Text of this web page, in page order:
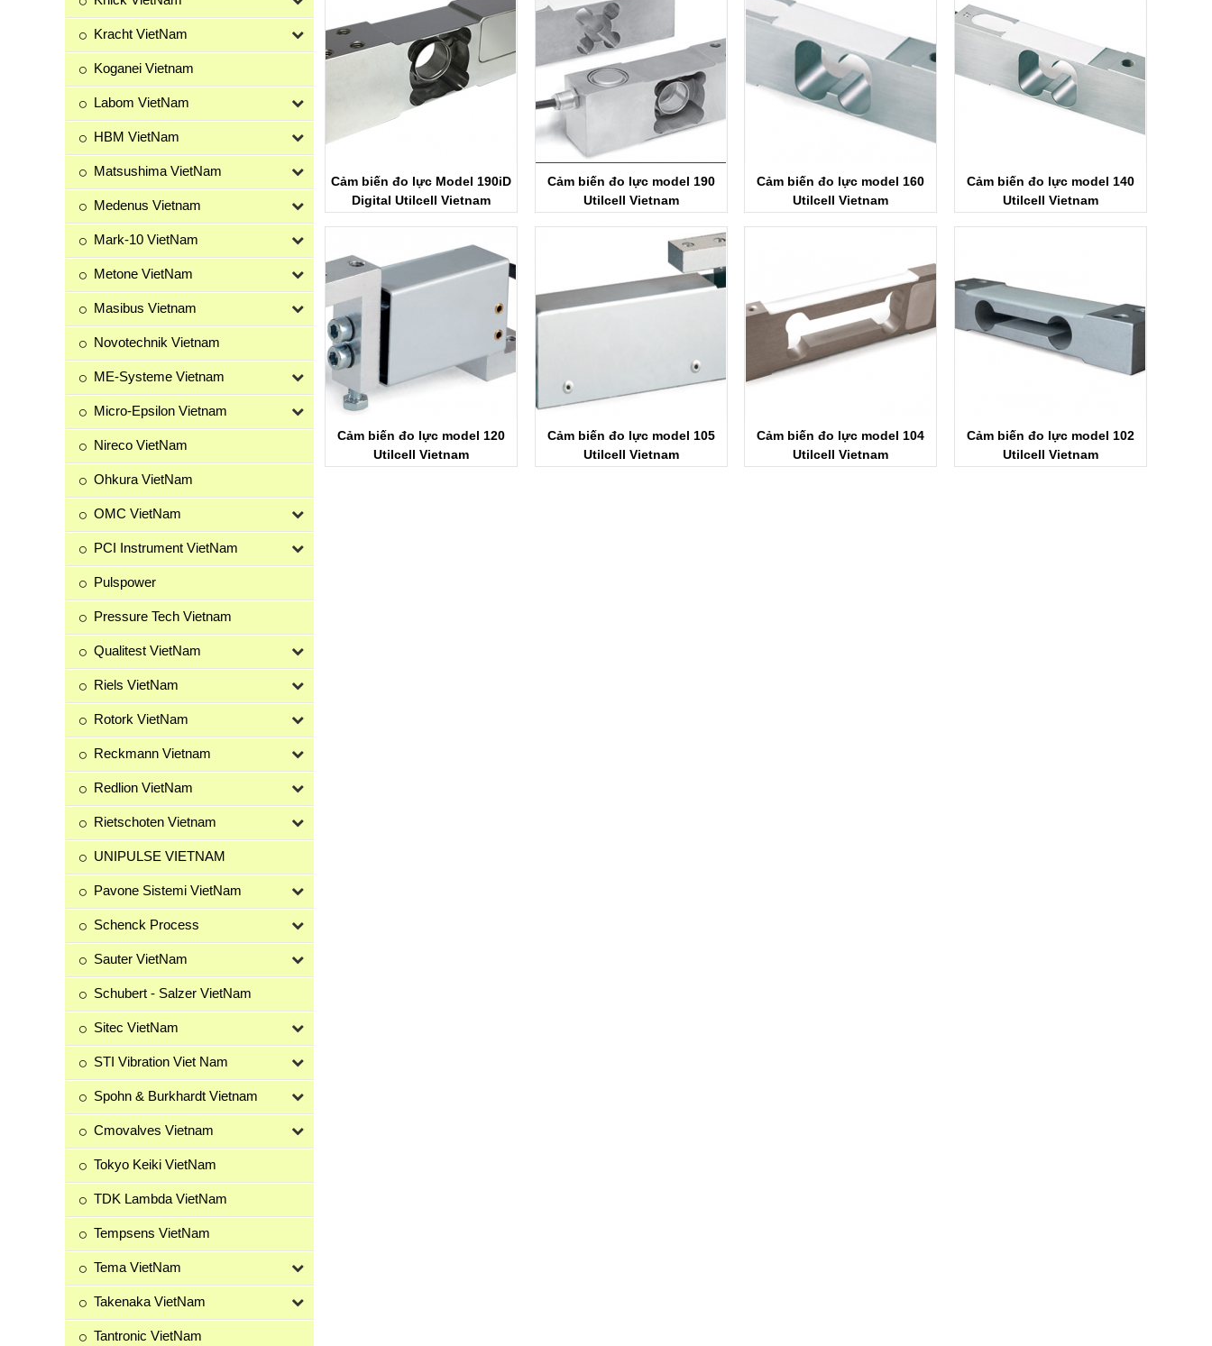
Cảm biến đo lực Model 190iD
Digital Utilcell Vietnam
Cảm biến đo lực model 190
Utilcell Vietnam
Cảm biến đo lực model 160
Utilcell Vietnam
Cảm biến đo lực model 140
Utilcell Vietnam
Cảm biến đo lực model 120
Utilcell Vietnam
Cảm biến đo lực model 105
Utilcell Vietnam
Cảm biến đo lực model 104
Utilcell Vietnam
Cảm biến đo lực model 102
Utilcell Vietnam
Kracht VietNam
Koganei Vietnam
Labom VietNam
HBM VietNam
Matsushima VietNam
Medenus Vietnam
Mark-10 VietNam
Metone VietNam
Masibus Vietnam
Novotechnik Vietnam
ME-Systeme Vietnam
Micro-Epsilon Vietnam
Nireco VietNam
Ohkura VietNam
OMC VietNam
PCI Instrument VietNam
Pulspower
Pressure Tech Vietnam
Qualitest VietNam
Riels VietNam
Rotork VietNam
Reckmann Vietnam
Redlion VietNam
Rietschoten Vietnam
UNIPULSE VIETNAM
Pavone Sistemi VietNam
Schenck Process
Sauter VietNam
Schubert - Salzer VietNam
Sitec VietNam
STI Vibration Viet Nam
Spohn & Burkhardt Vietnam
Cmovalves Vietnam
Tokyo Keiki VietNam
TDK Lambda VietNam
Tempsens VietNam
Tema VietNam
Takenaka VietNam
Tantronic VietNam